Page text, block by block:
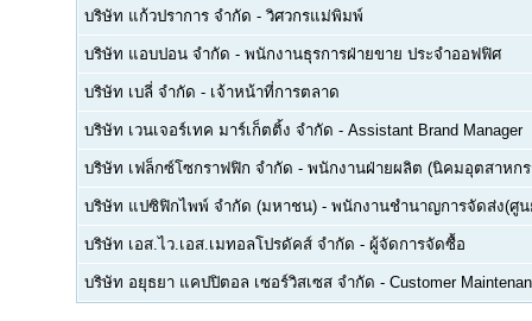
บริษัท แก้วปราการ จำกัด - วิศวกรแม่พิมพ์
บริษัท แอบปอน จำกัด - พนักงานธุรการฝ่ายขาย ประจำออฟฟิศ
บริษัท เบลี่ จำกัด - เจ้าหน้าที่การตลาด
บริษัท เวนเจอร์เทค มาร์เก็ตติ้ง จำกัด - Assistant Brand Manager
บริษัท เฟล็กซ์โซกราฟฟิก จำกัด - พนักงานฝ่ายผลิต (นิคมอุตสาหก
บริษัท แปซิฟิกไพพ์ จำกัด (มหาชน) - พนักงานชำนาญการจัดส่ง(ศู
บริษัท เอส.ไว.เอส.เมทอลโปรดัคส์ จำกัด - ผู้จัดการจัดซื้อ
บริษัท อยุธยา แคปปิตอล เซอร์วิสเซส จำกัด - Customer